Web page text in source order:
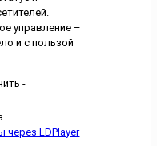
управление –
и с пользой
-
через LDPlayer